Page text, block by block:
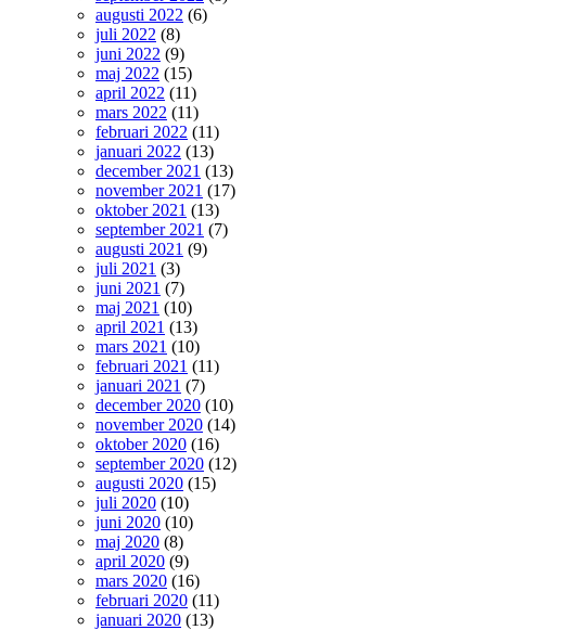
augusti 2022 (6)
juli 2022 (8)
juni 2022 (9)
maj 2022 (15)
april 2022 (11)
mars 2022 (11)
februari 2022 (11)
januari 2022 (13)
december 2021 (13)
november 2021 (17)
oktober 2021 (13)
september 2021 (7)
augusti 2021 (9)
juli 2021 (3)
juni 2021 (7)
maj 2021 (10)
april 2021 (13)
mars 2021 (10)
februari 2021 (11)
januari 2021 (7)
december 2020 (10)
november 2020 (14)
oktober 2020 (16)
september 2020 (12)
augusti 2020 (15)
juli 2020 (10)
juni 2020 (10)
maj 2020 (8)
april 2020 (9)
mars 2020 (16)
februari 2020 (11)
januari 2020 (13)